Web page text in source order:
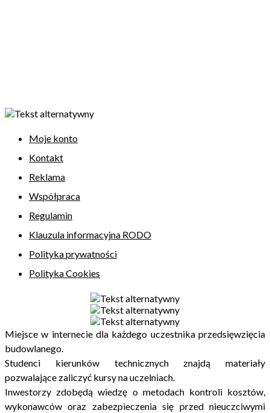
Moje konto
Kontakt
Reklama
Współpraca
Regulamin
Klauzula informacyjna RODO
Polityka prywatności
Polityka Cookies
Miejsce w internecie dla każdego uczestnika przedsięwzięcia
budowlanego.
Studenci kierunków technicznych znajdą materiały
pozwalające zaliczyć kursy na uczelniach.
Inwestorzy zdobędą wiedzę o metodach kontroli kosztów,
wykonawców oraz zabezpieczenia się przed nieuczciwymi